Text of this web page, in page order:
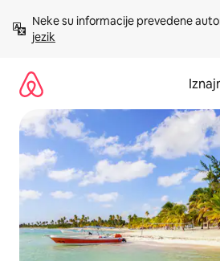
sadržaj
Neke su informacije prevedene
jezik